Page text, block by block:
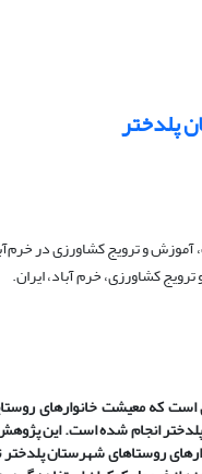
پلدختر
و ترویج کشاورزی در
کشاورزی، خرم آباد، ایران.
که معیشت خانوارهای
انجام شده است. این
روستاهای شهرستان